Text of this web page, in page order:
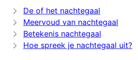
De of het nachtegaal
Meervoud van nachtegaal
Betekenis nachtegaal
Hoe spreek je nachtegaal uit?